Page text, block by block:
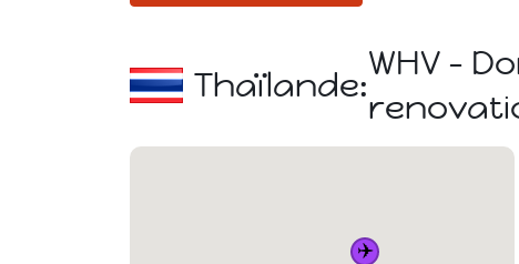
Thaïlande:
WHV -
✈️